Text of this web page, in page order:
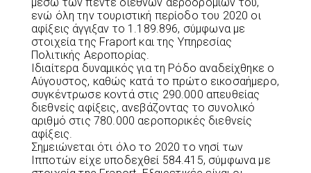
ενώ όλη την τουριστική περίοδο του 2020 οι
αφίξεις άγγιξαν το 1.189.896, σύμφωνα με
στοιχεία της Fraport και της Υπηρεσίας
Πολιτικής Αεροπορίας.
Ιδιαίτερα δυναμικός για τη Ρόδο αναδείχθηκε ο
Αύγουστος, καθώς κατά το πρώτο εικοσαήμερο,
συγκέντρωσε κοντά στις 290.000 απευθείας
διεθνείς αφίξεις, ανεβάζοντας το συνολικό
αριθμό στις 780.000 αεροπορικές διεθνείς
αφίξεις.
Σημειώνεται ότι όλο το 2020 το νησί των
Ιπποτών είχε υποδεχθεί 584.415, σύμφωνα με